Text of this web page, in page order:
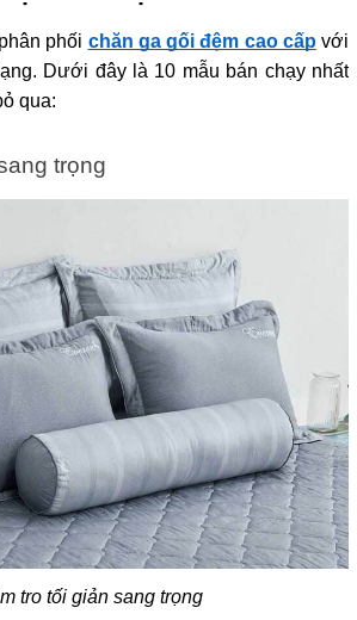
phối chăn ga gối đệm cao cấp với
Dưới đây là 10 mẫu bán chạy nhất
qua:
trọng
tro tối giản sang trọng